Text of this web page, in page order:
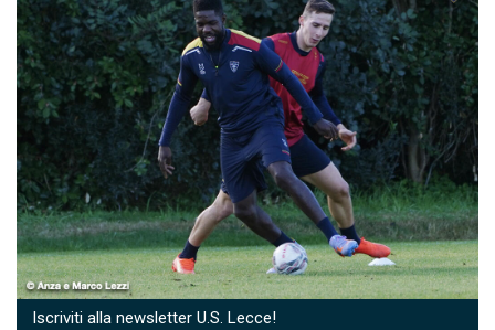
Iscriviti alla newsletter U.S. Lecce!